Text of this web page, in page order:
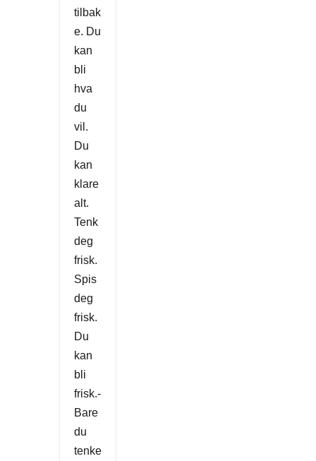
tilbak
e. Du
kan
bli
hva
du
vil.
Du
kan
klare
alt.
Tenk
deg
frisk.
Spis
deg
frisk.
Du
kan
bli
frisk.-
Bare
du
tenke